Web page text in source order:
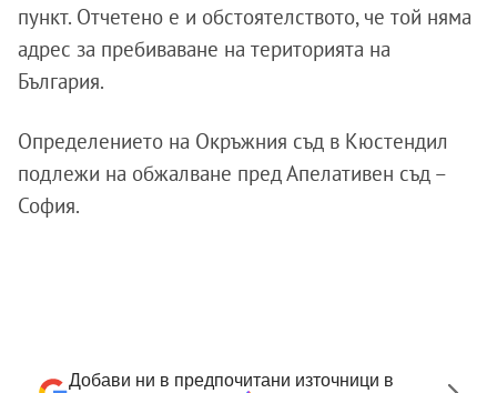
пункт. Отчетено е и обстоятелството, че той няма
адрес за пребиваване на територията на
България.
Определението на Окръжния съд в Кюстендил
подлежи на обжалване пред Апелативен съд –
София.
Добави ни в предпочитани източници в